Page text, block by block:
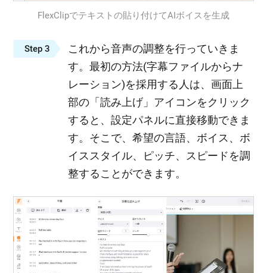
FlexClipでテキストの貼り付けてAIボイスを生成
Step 3
これから音声の調整を行っていきま
す。最初の方法(字幕ファイルからナ
レーション)を採用する人は、画面上
部の「読み上げ」アイコンをクリック
すると、設定パネルに直接移動できま
す。そこで、希望の言語、ボイス、ボ
イススタイル、ピッチ、スピードを調
整することができます。